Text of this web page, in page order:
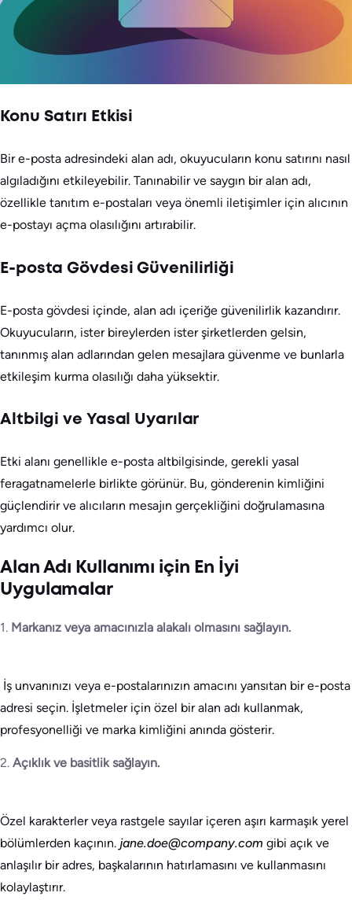
Konu Satırı Etkisi
Bir e-posta adresindeki alan adı, okuyucuların konu satırını nasıl
algıladığını etkileyebilir. Tanınabilir ve saygın bir alan adı,
özellikle tanıtım e-postaları veya önemli iletişimler için alıcının
e-postayı açma olasılığını artırabilir.
E-posta Gövdesi Güvenilirliği
E-posta gövdesi içinde, alan adı içeriğe güvenilirlik kazandırır.
Okuyucuların, ister bireylerden ister şirketlerden gelsin,
tanınmış alan adlarından gelen mesajlara güvenme ve bunlarla
etkileşim kurma olasılığı daha yüksektir.
Altbilgi ve Yasal Uyarılar
Etki alanı genellikle e-posta altbilgisinde, gerekli yasal
feragatnamelerle birlikte görünür. Bu, gönderenin kimliğini
güçlendirir ve alıcıların mesajın gerçekliğini doğrulamasına
yardımcı olur.
Alan Adı Kullanımı için En İyi
Uygulamalar
1. Markanız veya amacınızla alakalı olmasını sağlayın.
İş unvanınızı veya e-postalarınızın amacını yansıtan bir e-posta
adresi seçin. İşletmeler için özel bir alan adı kullanmak,
profesyonelliği ve marka kimliğini anında gösterir.
2. Açıklık ve basitlik sağlayın.
Özel karakterler veya rastgele sayılar içeren aşırı karmaşık yerel
bölümlerden kaçının. jane.doe@company.com gibi açık ve
anlaşılır bir adres, başkalarının hatırlamasını ve kullanmasını
kolaylaştırır.